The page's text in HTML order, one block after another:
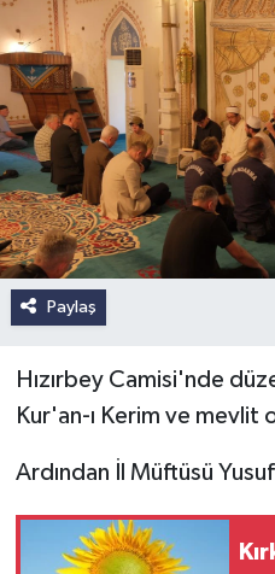
Paylaş
Hızırbey Camisi'nde
Kur'an-ı Kerim ve mevlit
Ardından İl Müftüsü